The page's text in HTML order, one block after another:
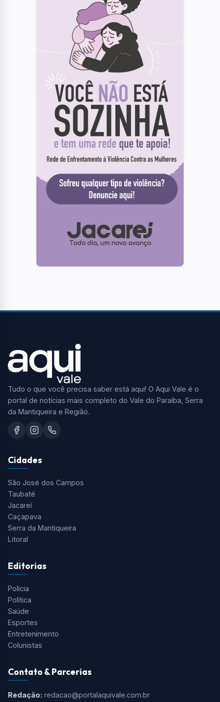
Tudo o que você precisa saber está aqui! O Aqui Vale é o
portal de notícias mais completo do Vale do Paraíba, Serra
da Mantiqueira e Região.
Cidades
São José dos Campos
Taubaté
Jacareí
Caçapava
Serra da Mantiqueira
Litoral
Editorias
Polícia
Política
Saúde
Esportes
Entretenimento
Colunistas
Contato & Parcerias
Redação: redacao@portalaquivale.com.br